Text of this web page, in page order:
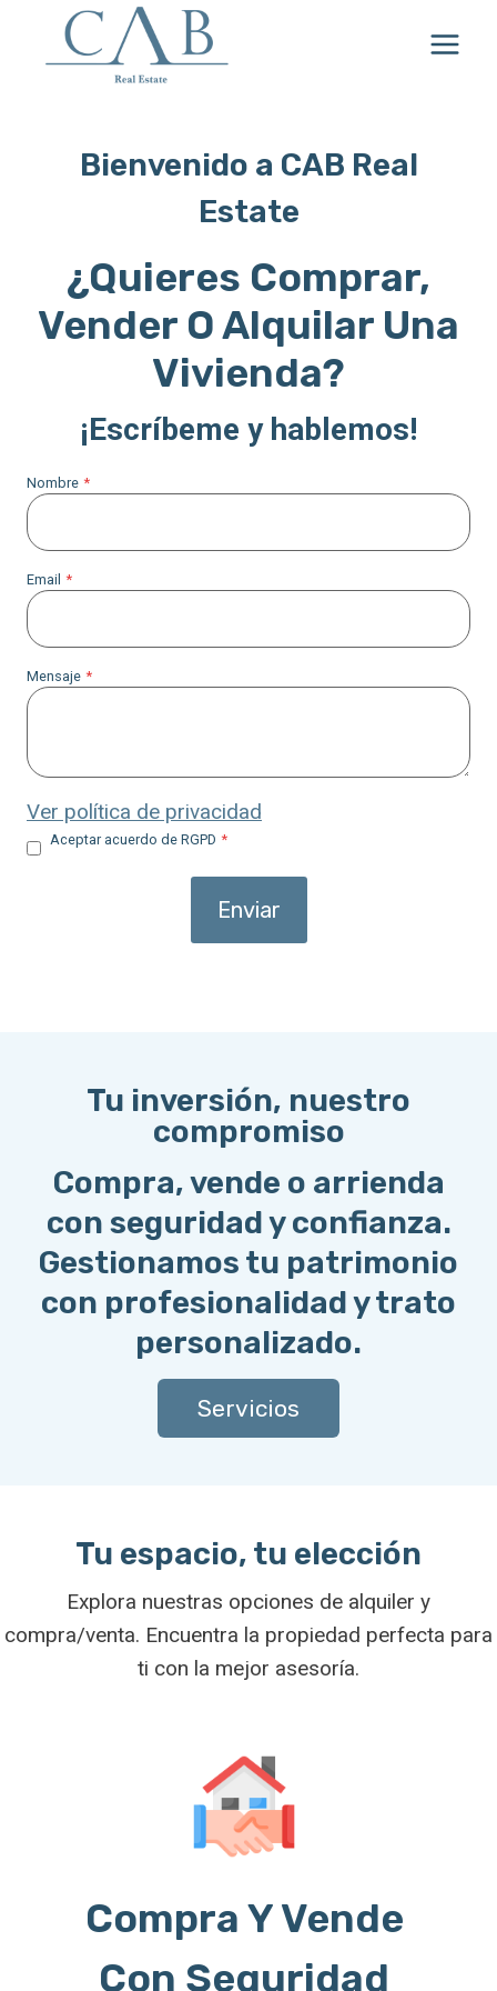
Bienvenido a CAB Real
Estate
¿Quieres Comprar,
Vender O Alquilar Una
Vivienda?
¡Escríbeme y hablemos!
Nombre *
Email *
Mensaje *
Ver política de privacidad
Aceptar acuerdo de RGPD *
Enviar
Tu inversión, nuestro
compromiso
Compra, vende o arrienda
con seguridad y confianza.
Gestionamos tu patrimonio
con profesionalidad y trato
personalizado.
Servicios
Tu espacio, tu elección
Explora nuestras opciones de alquiler y
compra/venta. Encuentra la propiedad perfecta para
ti con la mejor asesoría.
Compra Y Vende
Con Seguridad